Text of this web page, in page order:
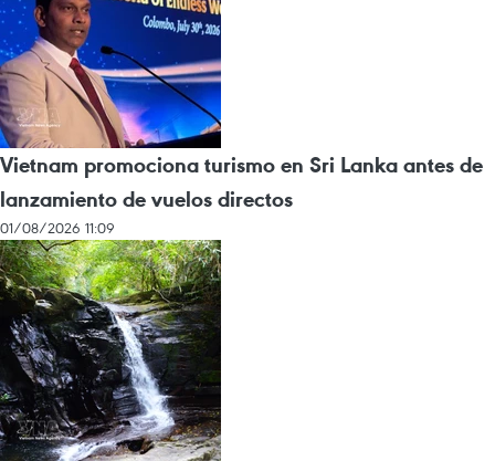
Vietnam promociona turismo en Sri Lanka antes de
lanzamiento de vuelos directos
01/08/2026 11:09